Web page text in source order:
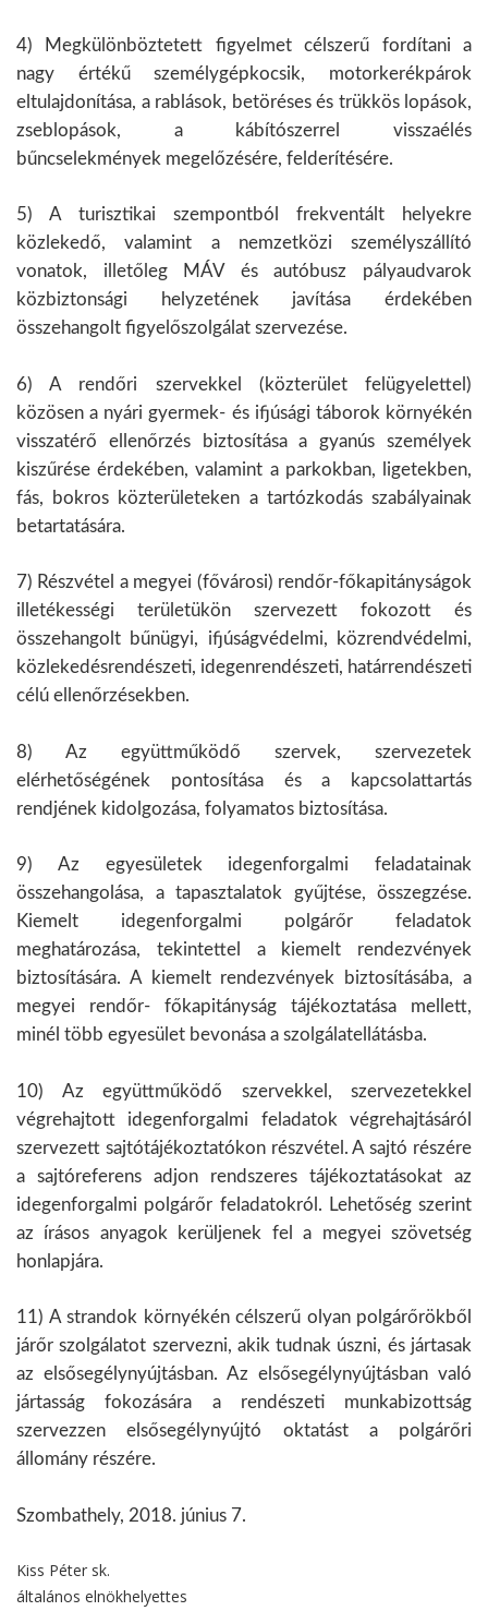
4) Megkülönböztetett figyelmet célszerű fordítani a
nagy értékű személygépkocsik, motorkerékpárok
eltulajdonítása, a rablások, betöréses és trükkös lopások,
zseblopások, a kábítószerrel visszaélés
bűncselekmények megelőzésére, felderítésére.
5) A turisztikai szempontból frekventált helyekre
közlekedő, valamint a nemzetközi személyszállító
vonatok, illetőleg MÁV és autóbusz pályaudvarok
közbiztonsági helyzetének javítása érdekében
összehangolt figyelőszolgálat szervezése.
6) A rendőri szervekkel (közterület felügyelettel)
közösen a nyári gyermek- és ifjúsági táborok környékén
visszatérő ellenőrzés biztosítása a gyanús személyek
kiszűrése érdekében, valamint a parkokban, ligetekben,
fás, bokros közterületeken a tartózkodás szabályainak
betartatására.
7) Részvétel a megyei (fővárosi) rendőr-főkapitányságok
illetékességi területükön szervezett fokozott és
összehangolt bűnügyi, ifjúságvédelmi, közrendvédelmi,
közlekedésrendészeti, idegenrendészeti, határrendészeti
célú ellenőrzésekben.
8) Az együttműködő szervek, szervezetek
elérhetőségének pontosítása és a kapcsolattartás
rendjének kidolgozása, folyamatos biztosítása.
9) Az egyesületek idegenforgalmi feladatainak
összehangolása, a tapasztalatok gyűjtése, összegzése.
Kiemelt idegenforgalmi polgárőr feladatok
meghatározása, tekintettel a kiemelt rendezvények
biztosítására. A kiemelt rendezvények biztosításába, a
megyei rendőr- főkapitányság tájékoztatása mellett,
minél több egyesület bevonása a szolgálatellátásba.
10) Az együttműködő szervekkel, szervezetekkel
végrehajtott idegenforgalmi feladatok végrehajtásáról
szervezett sajtótájékoztatókon részvétel. A sajtó részére
a sajtóreferens adjon rendszeres tájékoztatásokat az
idegenforgalmi polgárőr feladatokról. Lehetőség szerint
az írásos anyagok kerüljenek fel a megyei szövetség
honlapjára.
11) A strandok környékén célszerű olyan polgárőrökből
járőr szolgálatot szervezni, akik tudnak úszni, és jártasak
az elsősegélynyújtásban. Az elsősegélynyújtásban való
jártasság fokozására a rendészeti munkabizottság
szervezzen elsősegélynyújtó oktatást a polgárőri
állomány részére.
Szombathely, 2018. június 7.
Kiss Péter sk.
általános elnökhelyettes